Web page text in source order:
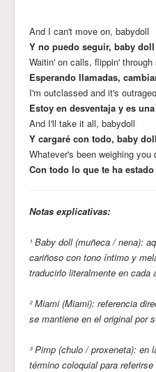
And I can't move on, babydoll
Y no puedo seguir, baby doll
Waitin' on calls, flippin' through
Esperando llamadas,
I'm outclassed and it's
Estoy en desventaja y es
And I'll take it all, babydoll
Y cargaré con todo, baby doll
Whatever's been weighing you
Con todo lo que te ha
Notas explicativas:
¹ Baby doll (muñeca / nena):
cariñoso con tono íntimo y
traducirlo literalmente en cada
² Miami (Miami): referencia
se mantiene en el original por
³ Pimp (chulo / proxeneta): en
término coloquial para